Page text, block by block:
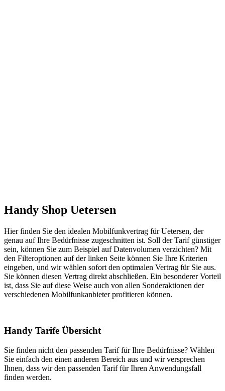
Handy Shop Uetersen
Hier finden Sie den idealen Mobilfunkvertrag für Uetersen, der
genau auf Ihre Bedürfnisse zugeschnitten ist. Soll der Tarif günstiger
sein, können Sie zum Beispiel auf Datenvolumen verzichten? Mit
den Filteroptionen auf der linken Seite können Sie Ihre Kriterien
eingeben, und wir wählen sofort den optimalen Vertrag für Sie aus.
Sie können diesen Vertrag direkt abschließen. Ein besonderer Vorteil
ist, dass Sie auf diese Weise auch von allen Sonderaktionen der
verschiedenen Mobilfunkanbieter profitieren können.
Handy Tarife Übersicht
Sie finden nicht den passenden Tarif für Ihre Bedürfnisse? Wählen
Sie einfach den einen anderen Bereich aus und wir versprechen
Ihnen, dass wir den passenden Tarif für Ihren Anwendungsfall
finden werden.